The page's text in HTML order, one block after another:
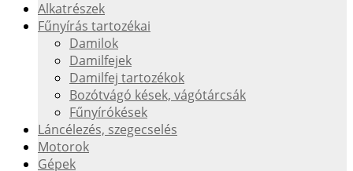
Alkatrészek
Fűnyírás tartozékai
Damilok
Damilfejek
Damilfej tartozékok
Bozótvágó kések, vágótárcsák
Fűnyírókések
Láncélezés, szegecselés
Motorok
Gépek